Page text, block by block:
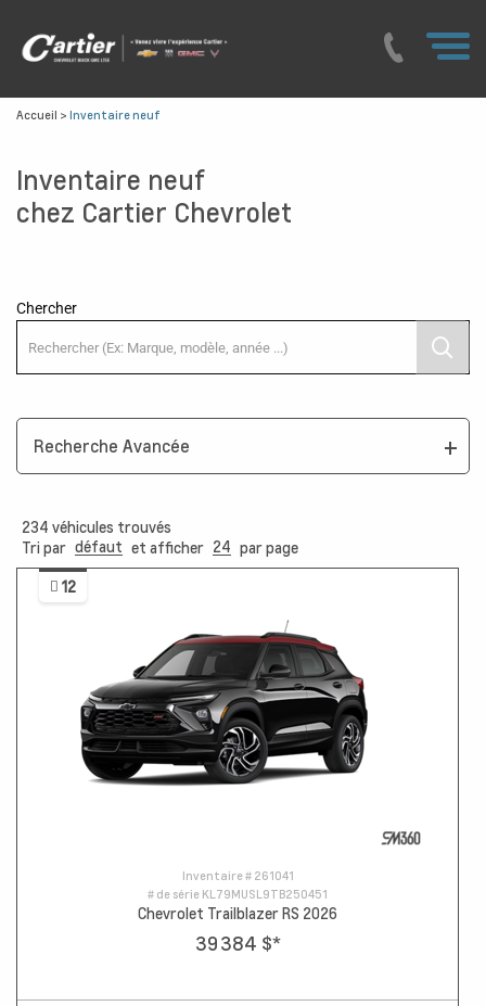
Accueil > Inventaire neuf
Inventaire neuf
chez Cartier Chevrolet
Chercher
Recherche Avancée
234 véhicules trouvés
Tri par défaut et afficher 24 par page
12
Inventaire # 261041
# de série KL79MUSL9TB250451
Chevrolet Trailblazer RS 2026
39 384 $*